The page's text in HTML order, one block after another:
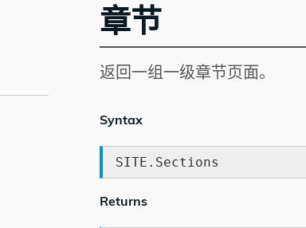
章节
返回一组一级章节页面。
Syntax
SITE.Sections
Returns